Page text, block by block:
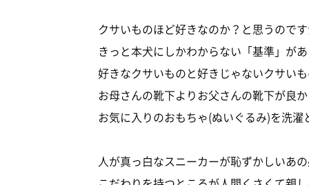
クサいものほど好きなのか？と思うので
きっと本犬にしかわからない「基準」が
好きなクサいものと好きじゃないクサい
お母さんの靴下よりお父さんの靴下が良
お気に入りのおもちゃ(ぬいぐるみ)を洗
人が真っ白なスニーカーが恥ずかしいあ